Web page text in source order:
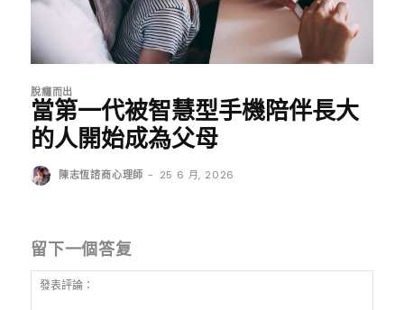
脫癮而出
當第一代被智慧型手機陪伴長大
的人開始成為父母
陳志恆諮商心理師 - 25 6 月, 2026
留下一個答复